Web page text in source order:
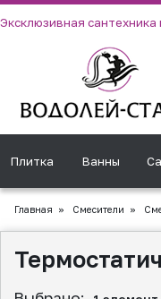
Эксклюзивная сантехника
Плитка Ванны
Главная » Смесители »